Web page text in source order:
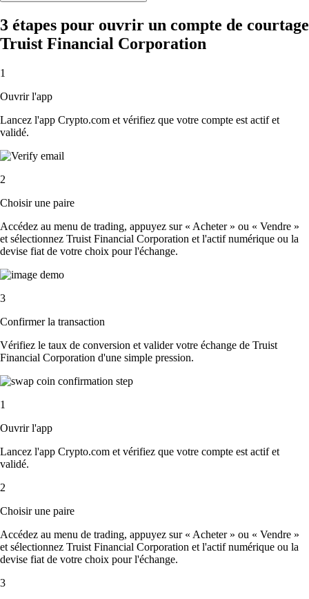
3 étapes pour ouvrir un compte de courtage
Truist Financial Corporation
1
Ouvrir l'app
Lancez l'app Crypto.com et vérifiez que votre compte est actif et
validé.
2
Choisir une paire
Accédez au menu de trading, appuyez sur « Acheter » ou « Vendre »
et sélectionnez Truist Financial Corporation et l'actif numérique ou la
devise fiat de votre choix pour l'échange.
3
Confirmer la transaction
Vérifiez le taux de conversion et valider votre échange de Truist
Financial Corporation d'une simple pression.
1
Ouvrir l'app
Lancez l'app Crypto.com et vérifiez que votre compte est actif et
validé.
2
Choisir une paire
Accédez au menu de trading, appuyez sur « Acheter » ou « Vendre »
et sélectionnez Truist Financial Corporation et l'actif numérique ou la
devise fiat de votre choix pour l'échange.
3